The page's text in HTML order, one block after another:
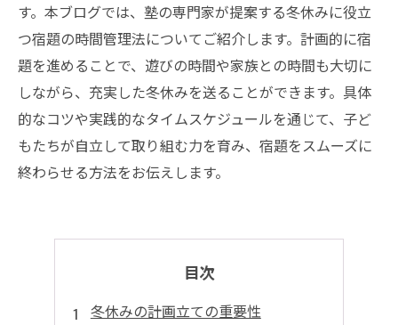
す。本ブログでは、塾の専門家が提案する冬休みに役立
つ宿題の時間管理法についてご紹介します。計画的に宿
題を進めることで、遊びの時間や家族との時間も大切に
しながら、充実した冬休みを送ることができます。具体
的なコツや実践的なタイムスケジュールを通じて、子ど
もたちが自立して取り組む力を育み、宿題をスムーズに
終わらせる方法をお伝えします。
目次
冬休みの計画立ての重要性